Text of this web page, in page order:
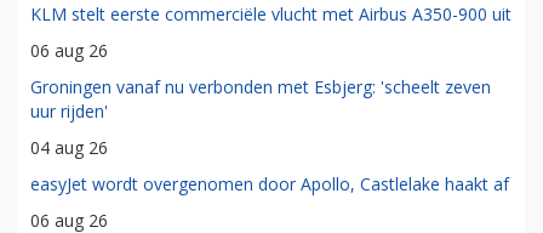
KLM stelt eerste commerciële vlucht met Airbus A350-900 uit
06 aug 26
Groningen vanaf nu verbonden met Esbjerg: 'scheelt zeven
uur rijden'
04 aug 26
easyJet wordt overgenomen door Apollo, Castlelake haakt af
06 aug 26